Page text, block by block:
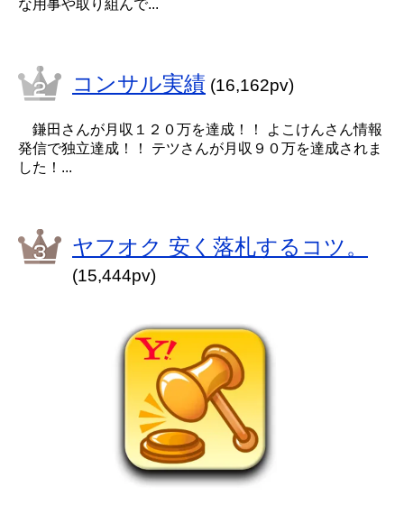
な用事や取り組んで...
コンサル実績 (16,162pv)
鎌田さんが月収１２０万を達成！！ よこけんさん情報
発信で独立達成！！ テツさんが月収９０万を達成されま
した！...
ヤフオク 安く落札するコツ。
(15,444pv)